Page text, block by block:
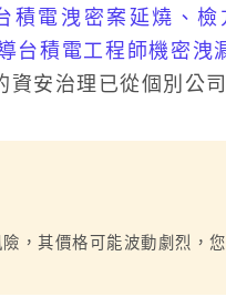
積電洩密案延燒、
台積電工程師機密洩
安治理已從個別公
，其價格可能波動劇烈，